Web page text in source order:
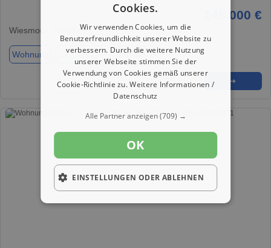
145.000 €
Wiesmoor, 26639
Wohnung ca. 52,42 m² Zimmer 1
★ ➦ ➜
Cookies.
Wir verwenden Cookies, um die
Benutzerfreundlichkeit unserer Website zu
verbessern. Durch die weitere Nutzung
unserer Webseite stimmen Sie der
Verwendung von Cookies gemäß unserer
Cookie-Richtlinie zu.Weitere Informationen /
Datenschutz
Alle Partner anzeigen(709) →
OK
EINSTELLUNGEN ODER ABLEHNEN